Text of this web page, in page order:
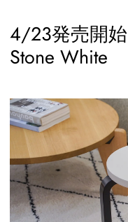
4/23発売開始
Stone White